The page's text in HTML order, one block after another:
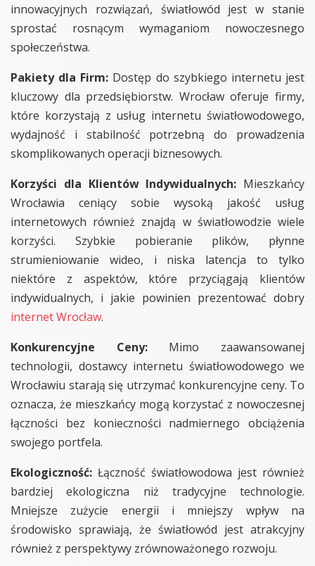
innowacyjnych rozwiązań, światłowód jest w stanie
sprostać rosnącym wymaganiom nowoczesnego
społeczeństwa.
Pakiety dla Firm: Dostęp do szybkiego internetu jest
kluczowy dla przedsiębiorstw. Wrocław oferuje firmy,
które korzystają z usług internetu światłowodowego,
wydajność i stabilność potrzebną do prowadzenia
skomplikowanych operacji biznesowych.
Korzyści dla Klientów Indywidualnych: Mieszkańcy
Wrocławia ceniący sobie wysoką jakość usług
internetowych również znajdą w światłowodzie wiele
korzyści. Szybkie pobieranie plików, płynne
strumieniowanie wideo, i niska latencja to tylko
niektóre z aspektów, które przyciągają klientów
indywidualnych, i jakie powinien prezentować dobry
internet Wrocław.
Konkurencyjne Ceny:Mimo zaawansowanej
technologii, dostawcy internetu światłowodowego we
Wrocławiu starają się utrzymać konkurencyjne ceny. To
oznacza, że mieszkańcy mogą korzystać z nowoczesnej
łączności bez konieczności nadmiernego obciążenia
swojego portfela.
Ekologiczność: Łączność światłowodowa jest również
bardziej ekologiczna niż tradycyjne technologie.
Mniejsze zużycie energii i mniejszy wpływ na
środowisko sprawiają, że światłowód jest atrakcyjny
również z perspektywy zrównoważonego rozwoju.